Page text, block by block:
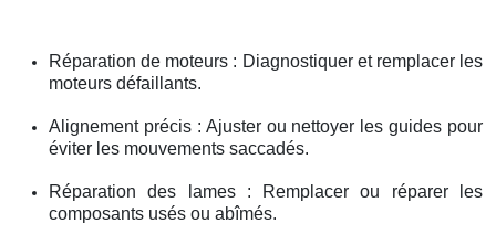
Réparation de moteurs : Diagnostiquer et remplacer les
moteurs défaillants.
Alignement précis : Ajuster ou nettoyer les guides pour
éviter les mouvements saccadés.
Réparation des lames : Remplacer ou réparer les
composants usés ou abîmés.